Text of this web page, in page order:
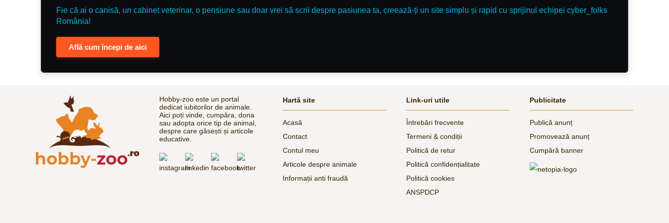
Fie că ai o canisă, un cabinet veterinar, o pensiune sau doar vrei să scrii despre pasiunea ta, creează-ți un site simplu și rapid cu sprijinul echipei cyber_folks
România!
Află cum începi de aici
Hobby-zoo este un portal
dedicat iubitorilor de animale.
Aici poți vinde, cumpăra, dona
sau adopta orice tip de animal,
despre care găsești și articole
educative.
Hartă site
Acasă
Contact
Contul meu
Articole despre animale
Informații anti fraudă
Link-uri utile
Întrebări frecvente
Termeni & condiții
Politică de retur
Politică confidențialitate
Politică cookies
ANSPDCP
Publicitate
Publică anunț
Promovează anunț
Cumpără banner